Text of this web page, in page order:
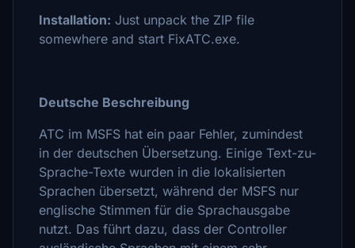
Installation: Just unpack the ZIP file
somewhere and start FixATC.exe.
Deutsche Beschreibung
ATC im MSFS hat ein paar Fehler, zumindest
in der deutschen Übersetzung. Einige Text-zu-
Sprache-Texte wurden in die lokalisierten
Sprachen übersetzt, während der MSFS nur
englische Stimmen für die Sprachausgabe
nutzt. Das führt dazu, dass der Controller